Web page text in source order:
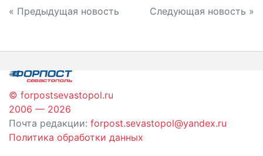
Навигация
записям
« Предыдущая новость Следующая новость »
© forpostsevastopol.ru
2006 — 2026
Почта редакции: forpost.sevastopol@yandex.ru
Политика обработки данных